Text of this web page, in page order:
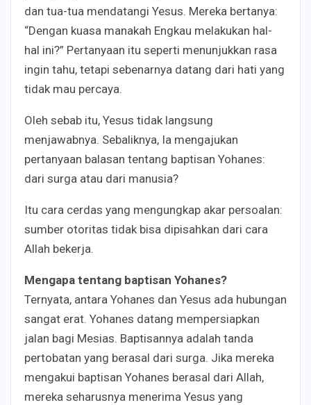
dan tua-tua mendatangi Yesus. Mereka bertanya:
“Dengan kuasa manakah Engkau melakukan hal-
hal ini?” Pertanyaan itu seperti menunjukkan rasa
ingin tahu, tetapi sebenarnya datang dari hati yang
tidak mau percaya.
Oleh sebab itu, Yesus tidak langsung
menjawabnya. Sebaliknya, Ia mengajukan
pertanyaan balasan tentang baptisan Yohanes:
dari surga atau dari manusia?
Itu cara cerdas yang mengungkap akar persoalan:
sumber otoritas tidak bisa dipisahkan dari cara
Allah bekerja.
Mengapa tentang baptisan Yohanes?
Ternyata, antara Yohanes dan Yesus ada hubungan
sangat erat. Yohanes datang mempersiapkan
jalan bagi Mesias. Baptisannya adalah tanda
pertobatan yang berasal dari surga. Jika mereka
mengakui baptisan Yohanes berasal dari Allah,
mereka seharusnya menerima Yesus yang